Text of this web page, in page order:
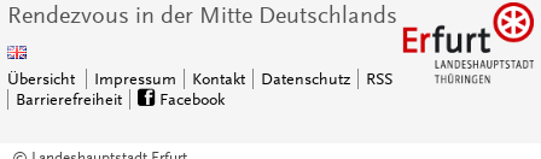
Rendezvous in der Mitte Deutschlands
Übersicht Impressum Kontakt Datenschutz
RSS
Barrierefreiheit
Facebook